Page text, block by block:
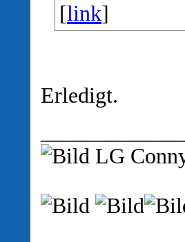
[link]
Erledigt.
LG